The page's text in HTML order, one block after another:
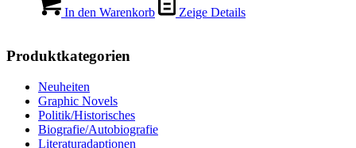
In den Warenkorb Zeige Details
Produktkategorien
Neuheiten
Graphic Novels
Politik/Historisches
Biografie/Autobiografie
Literaturadaptionen